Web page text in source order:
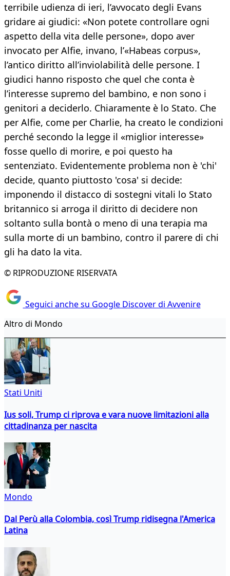
terribile udienza di ieri, l’avvocato degli Evans
gridare ai giudici: «Non potete controllare ogni
aspetto della vita delle persone», dopo aver
invocato per Alfie, invano, l’«Habeas corpus»,
l’antico diritto all’inviolabilità delle persone. I
giudici hanno risposto che quel che conta è
l’interesse supremo del bambino, e non sono i
genitori a deciderlo. Chiaramente è lo Stato. Che
per Alfie, come per Charlie, ha creato le condizioni
perché secondo la legge il «miglior interesse»
fosse quello di morire, e poi questo ha
sentenziato. Evidentemente problema non è 'chi'
decide, quanto piuttosto 'cosa' si decide:
imponendo il distacco di sostegni vitali lo Stato
britannico si arroga il diritto di decidere non
soltanto sulla bontà o meno di una terapia ma
sulla morte di un bambino, contro il parere di chi
gli ha dato la vita.
© RIPRODUZIONE RISERVATA
Seguici anche su Google Discover di Avvenire
Altro di Mondo
Stati Uniti
Ius soli, Trump ci riprova e vara nuove limitazioni alla
cittadinanza per nascita
Mondo
Dal Perù alla Colombia, così Trump ridisegna l'America
Latina